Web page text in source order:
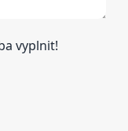
vyplnit!